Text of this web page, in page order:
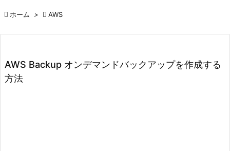
検索
 ホーム >  AWS
AWS Backup オンデマンドバックアップを作成する
方法